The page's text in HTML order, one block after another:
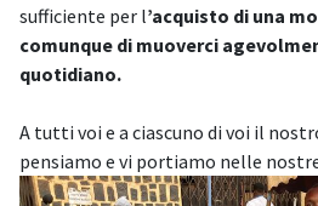
sufficiente per l’acquisto di una
comunque di muoverci
quotidiano.
A tutti voi e a ciascuno di voi il
pensiamo e vi portiamo nelle